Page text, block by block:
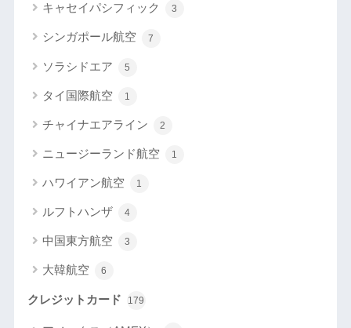
キャセイパシフィック 3
シンガポール航空 7
ソラシドエア 5
タイ国際航空 1
チャイナエアライン 2
ニュージーランド航空 1
ハワイアン航空 1
ルフトハンザ 4
中国東方航空 3
大韓航空 6
クレジットカード 179